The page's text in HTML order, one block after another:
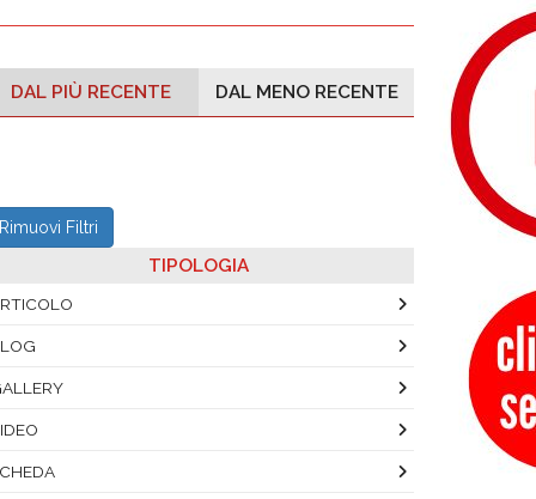
DAL PIÙ RECENTE DAL MENO RECENTE
Rimuovi Filtri
TIPOLOGIA